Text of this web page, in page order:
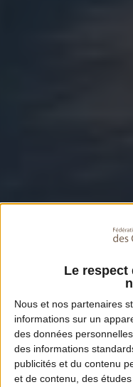
Le respect
Nous et nos partenaires
informations sur un
des données
des informations
publicités et du contenu
et de contenu, des